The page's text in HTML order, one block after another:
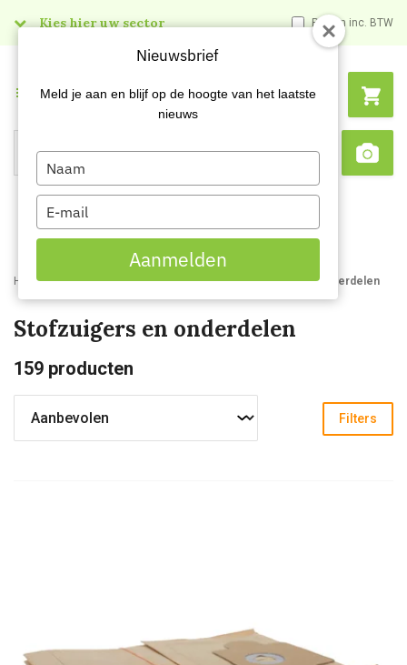
Kies hier uw sector Prijzen inc. BTW
Search
Menu
Home Webshop Schoonmaakmachines Stofzuigers en onderdelen
Stofzuigers en onderdelen
159 producten
Filters
Nieuwsbrief
Meld je aan en blijf op de hoogte van het laatste
nieuws
Type
your
name
Type
your
email
Aanmelden